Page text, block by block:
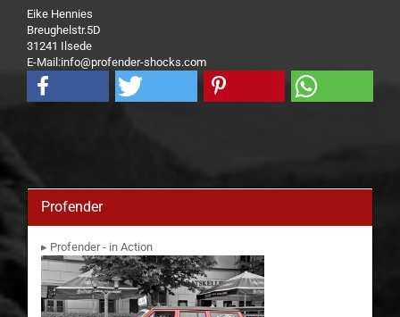
Eike Hennies
Breughelstr.5D
31241 Ilsede
E-Mail:info@profender-shocks.com
Profender
▸ Profender - in Action